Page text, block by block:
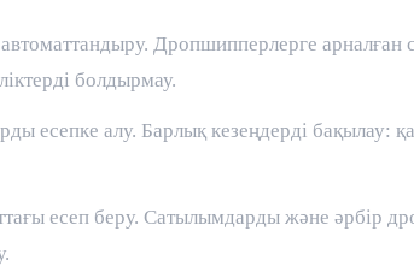
Дропшипперлерге арналған
болдырмау.
есепке алу. Барлық кезеңдерді бақылау:
есеп беру. Сатылымдарды және әрбір